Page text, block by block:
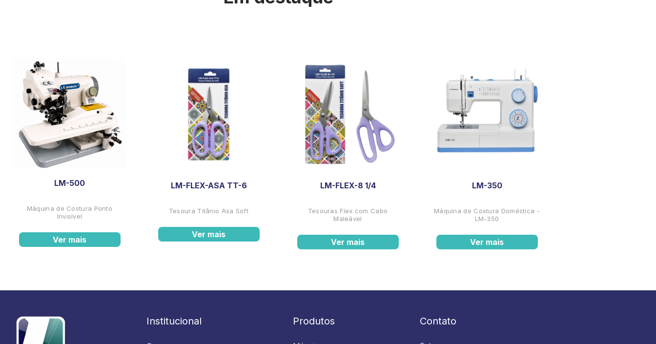
LM-500
Máquina de Costura Ponto
Invisível
Ver mais
LM-FLEX-ASA TT-6
Tesoura Titânio Asa Soft
Ver mais
LM-FLEX-8 1/4
Tesouras Flex com Cabo
Maleável
Ver mais
LM-350
Máquina de Costura Doméstica -
LM-350
Ver mais
Institucional Produtos Contato